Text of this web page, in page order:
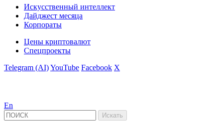
Искусственный интеллект
Дайджест месяца
Корпораты
Цены криптовалют
Спецпроекты
Telegram (AI)YouTube Facebook X
En